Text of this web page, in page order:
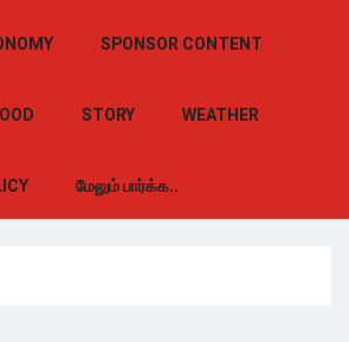
SPONSOR CONTENT
STORY WEATHER
மேலும் பார்க்க..